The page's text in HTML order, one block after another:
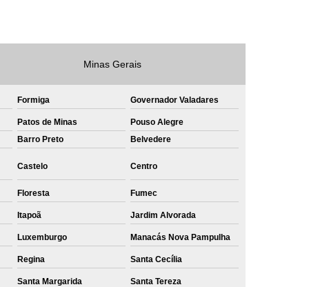
Private Label Têxtil Streetwear Rio de Janeiro
Private Label Bermudas
Label de Malhas
Private Label Roupas
Sublimação Camiseta Algodão
Sublimação em Camisetas Lisas
Sublimação em Tecido de Algodão
Sublimação Total em Camisetas
Minas Gerais
Formiga Governador Valadares
Patos de Minas
Pouso Alegre
Barro Preto Belvedere
Castelo Centro
Floresta Fumec
Itapoã Jardim Alvorada
Luxemburgo Manacás Nova Pampulha
Regina Santa Cecília
Santa Margarida Santa Tereza